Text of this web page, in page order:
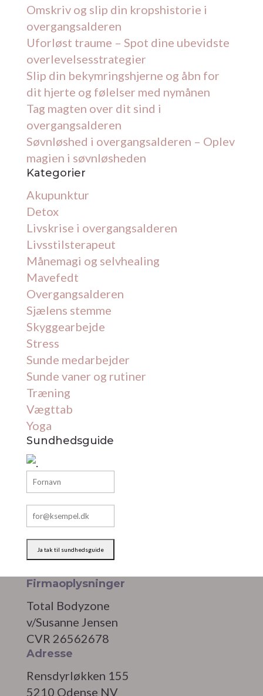
Omskriv og slip din kropshistorie i
overgangsalderen
Uforløst traume – Spot dine ubevidste
overlevelsesstrategier
Slip din bekymringshjerne og åbn for
dit hjerte og følelser med nymånen
Tag magten over dit sind i
overgangsalderen
Søvnløshed i overgangsalderen – Oplev
magien i søvnløsheden
Kategorier
Akupunktur
Detox
Livskrise i overgangsalderen
Livsstilsterapeut
Månemagi og selvhealing
Mavefedt
Overgangsalderen
Sjælens stemme
Skyggearbejde
Stress
Sunde medarbejder
Sunde vaner og rutiner
Træning
Vægttab
Yoga
Sundhedsguide
Firmaoplysninger
Total Bodyzone
v/Susanne Jensen
CVR 26562678
Adresse
Rensdyrløkken 155
5210 Odense NV